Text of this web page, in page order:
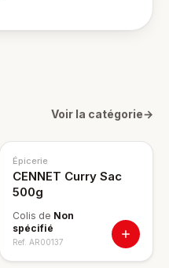
Voir la catégorie→
Épicerie
CENNET Curry Sac
500g
Colis de Non
spécifié
Ref. AR00137